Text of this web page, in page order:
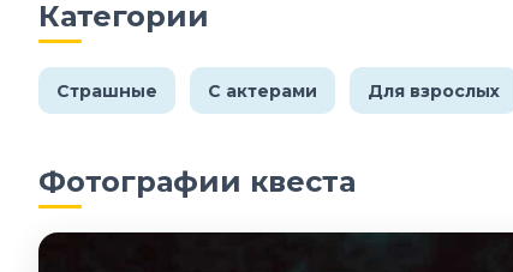
Категории
Страшные С актерами Для взрослых
Фотографии квеста